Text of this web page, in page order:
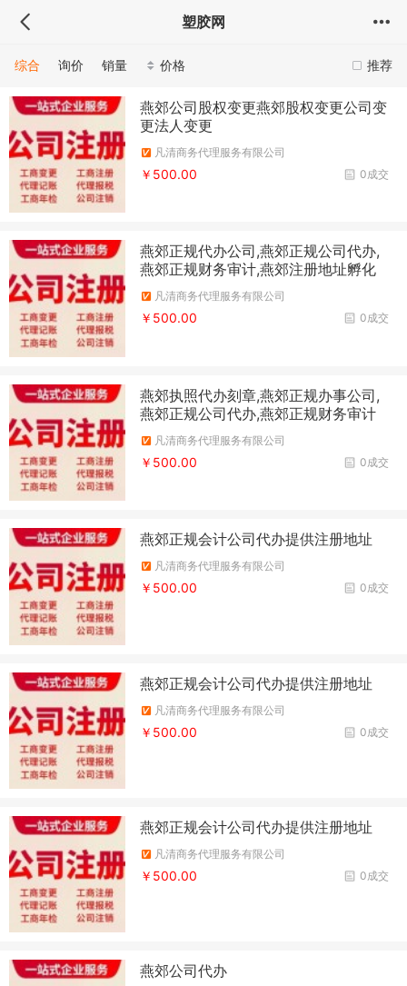
塑胶网
推荐
综合 询价 销量 价格
燕郊公司股权变更燕郊股权变更公司变
更法人变更
凡清商务代理服务有限公司
0成交
￥500.00
燕郊正规代办公司,燕郊正规公司代办,
燕郊正规财务审计,燕郊注册地址孵化
凡清商务代理服务有限公司
0成交
￥500.00
燕郊执照代办刻章,燕郊正规办事公司,
燕郊正规公司代办,燕郊正规财务审计
凡清商务代理服务有限公司
0成交
￥500.00
燕郊正规会计公司代办提供注册地址
凡清商务代理服务有限公司
0成交
￥500.00
燕郊正规会计公司代办提供注册地址
凡清商务代理服务有限公司
0成交
￥500.00
燕郊正规会计公司代办提供注册地址
凡清商务代理服务有限公司
0成交
￥500.00
燕郊公司代办